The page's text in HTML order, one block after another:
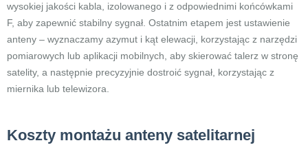
wysokiej jakości kabla, izolowanego i z odpowiednimi końcówkami
F, aby zapewnić stabilny sygnał. Ostatnim etapem jest ustawienie
anteny – wyznaczamy azymut i kąt elewacji, korzystając z narzędzi
pomiarowych lub aplikacji mobilnych, aby skierować talerz w stronę
satelity, a następnie precyzyjnie dostroić sygnał, korzystając z
miernika lub telewizora.
Koszty montażu anteny satelitarnej